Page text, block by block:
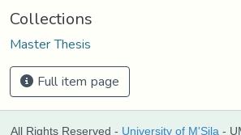
Collections
Master Thesis
Full item page
All Rights Reserved - University of M'Sila -